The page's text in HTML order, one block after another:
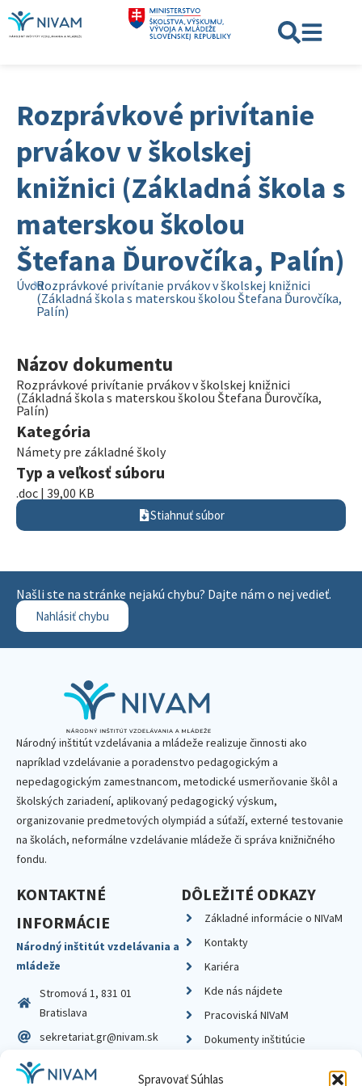
Spravovať Súhlas
Rozprávkové privítanie
prvákov v školskej
knižnici (Základná škola s
materskou školou
Štefana Ďurovčíka, Palín)
ÚvodRozprávkové privítanie prvákov v školskej knižnici
(Základná škola s materskou školou Štefana Ďurovčíka,
Palín)
Názov dokumentu
Rozprávkové privítanie prvákov v školskej knižnici
(Základná škola s materskou školou Štefana Ďurovčíka,
Palín)
Kategória
Námety pre základné školy
Typ a veľkosť súboru
.doc | 39,00 KB
Stiahnuť súbor
Našli ste na stránke nejakú chybu? Dajte nám o nej vedieť.
Nahlásiť chybu
Národný inštitút vzdelávania a mládeže realizuje činnosti ako
napríklad vzdelávanie a poradenstvo pedagogickým a
nepedagogickým zamestnancom, metodické usmerňovanie škôl a
školských zariadení, aplikovaný pedagogický výskum,
organizovanie predmetových olympiád a súťaží, externé testovanie
na školách, neformálne vzdelávanie mládeže či správa knižničného
fondu.
KONTAKTNÉ
INFORMÁCIE
Národný inštitút vzdelávania a
mládeže
Stromová 1, 831 01
Bratislava
sekretariat.gr@nivam.sk
IČO: 00164348
DÔLEŽITÉ ODKAZY
Základné informácie o NIVaM
Kontakty
Kariéra
Kde nás nájdete
Pracoviská NIVaM
Dokumenty inštitúcie